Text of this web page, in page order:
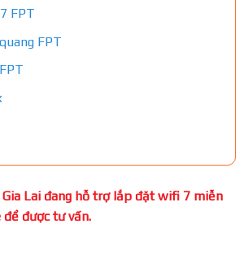
FPT
FPT
Lai đang hỗ trợ lắp đặt wifi 7 miễn
được tư vấn.